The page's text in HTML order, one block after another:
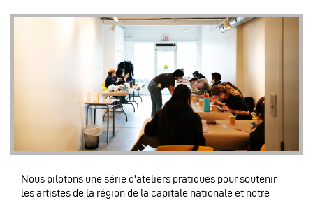
Nous pilotons une série d'ateliers pratiques pour soutenir
les artistes de la région de la capitale nationale et notre